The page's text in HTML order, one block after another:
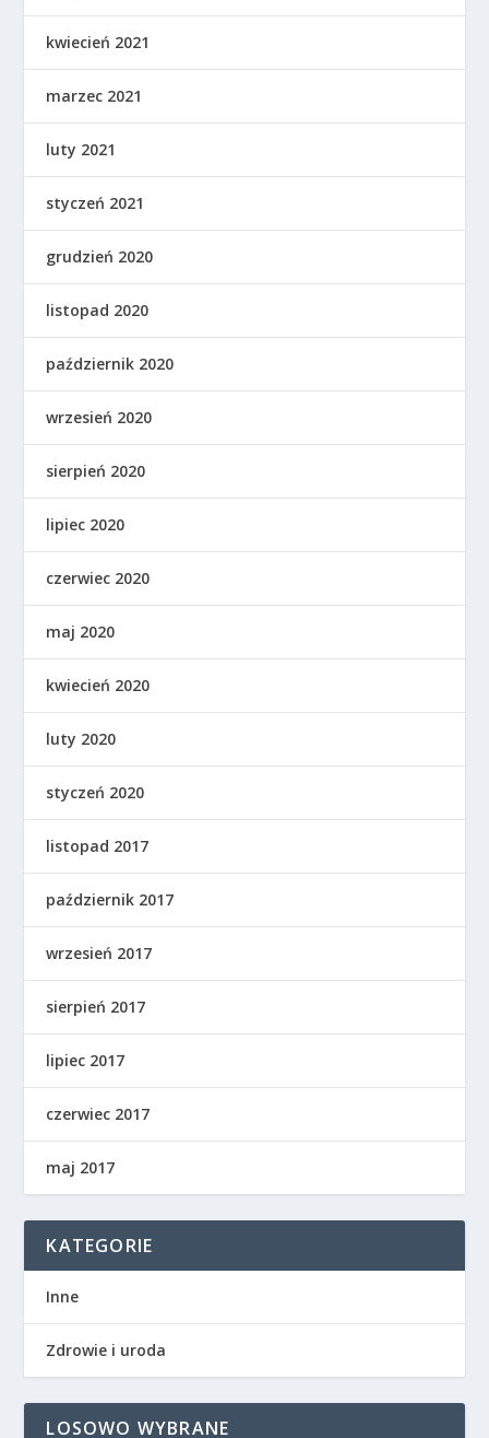
kwiecień 2021
marzec 2021
luty 2021
styczeń 2021
grudzień 2020
listopad 2020
październik 2020
wrzesień 2020
sierpień 2020
lipiec 2020
czerwiec 2020
maj 2020
kwiecień 2020
luty 2020
styczeń 2020
listopad 2017
październik 2017
wrzesień 2017
sierpień 2017
lipiec 2017
czerwiec 2017
maj 2017
KATEGORIE
Inne
Zdrowie i uroda
LOSOWO WYBRANE